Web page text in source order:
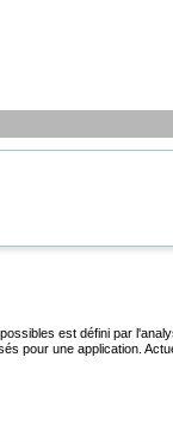
est défini par
pour une application.